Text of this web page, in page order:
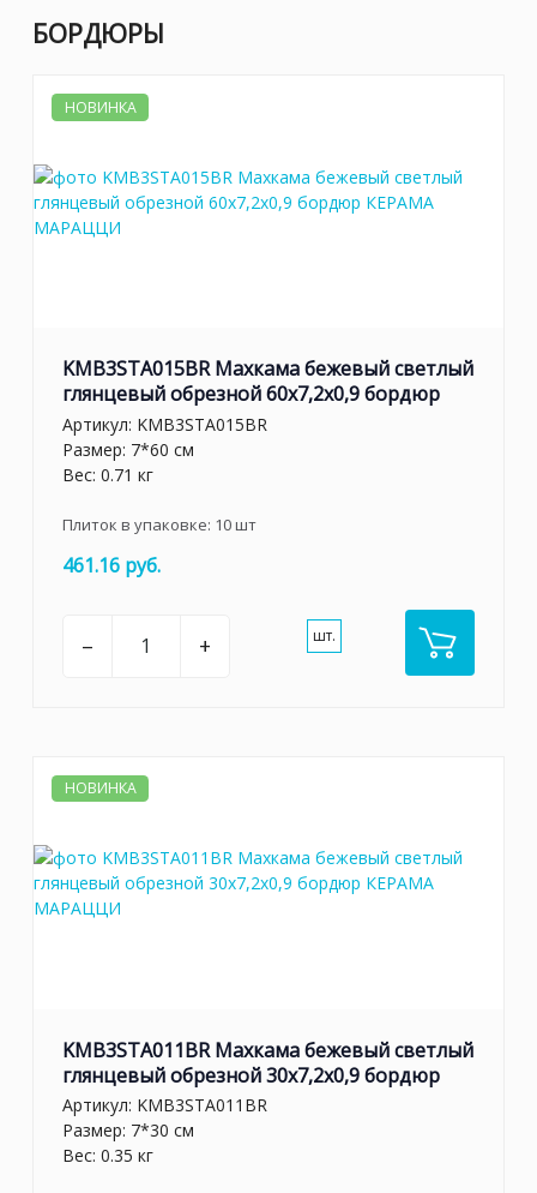
БОРДЮРЫ
НОВИНКА
KMB3STA015BR Махкама бежевый светлый
глянцевый обрезной 60x7,2x0,9 бордюр
Артикул: KMB3STA015BR
Размер: 7*60 см
Вес: 0.71 кг
Плиток в упаковке: 10шт
461.16 руб.
– + шт.
НОВИНКА
KMB3STA011BR Махкама бежевый светлый
глянцевый обрезной 30x7,2x0,9 бордюр
Артикул: KMB3STA011BR
Размер: 7*30 см
Вес: 0.35 кг